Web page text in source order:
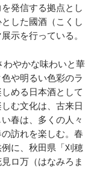
発信する拠点とし
した國酒（こくし
示を行っている。
やかな味わいと華
や明るい色彩のラ
める日本酒として
む文化は、古来日
春は、多くの人々
訪れを楽しむ。春
に、秋田県「刈穂
ロ万（はなみろま